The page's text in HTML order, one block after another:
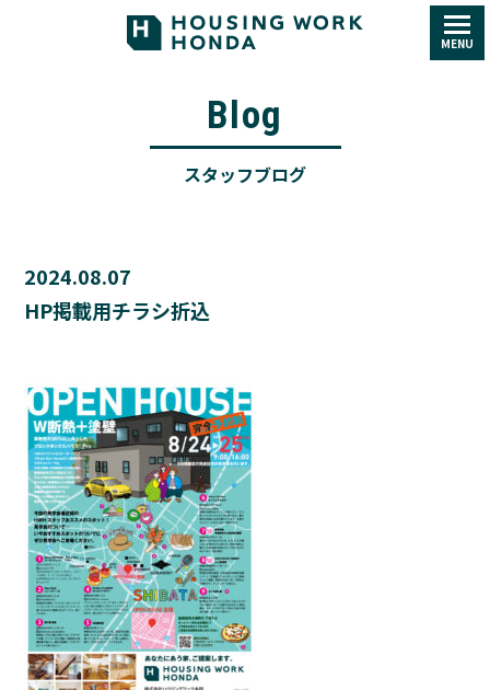
MENU
Blog
スタッフブログ
2024.08.07
HP掲載用チラシ折込